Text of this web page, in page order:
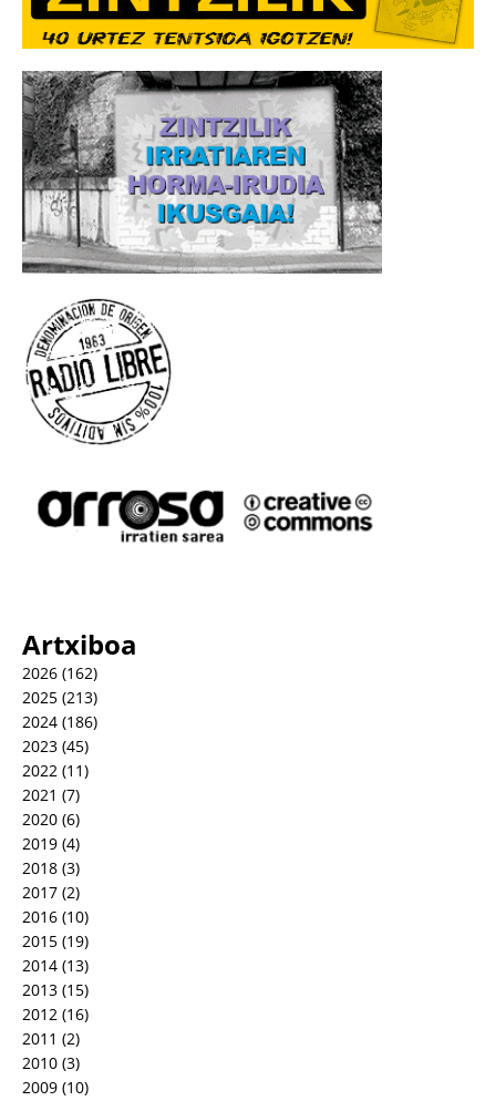
Artxiboa
2026 (162)
2025 (213)
2024 (186)
2023 (45)
2022 (11)
2021 (7)
2020 (6)
2019 (4)
2018 (3)
2017 (2)
2016 (10)
2015 (19)
2014 (13)
2013 (15)
2012 (16)
2011 (2)
2010 (3)
2009 (10)